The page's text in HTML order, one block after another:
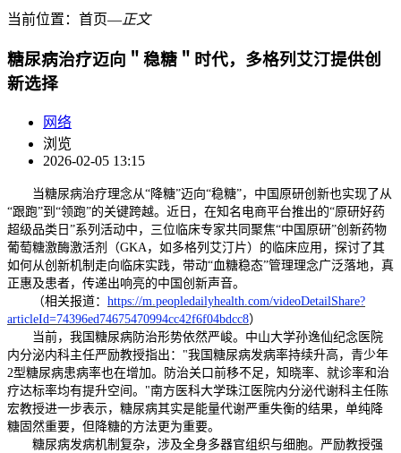
当前位置： 首页―正文
糖尿病治疗迈向＂稳糖＂时代，多格列艾汀提供创
新选择
网络
浏览
2026-02-05 13:15
当糖尿病治疗理念从“降糖”迈向“稳糖”，中国原研创新也实现了从
“跟跑”到“领跑”的关键跨越。近日， 在知名电商平台推出的“原研好药
超级品类日 ”系列活动中， 三位临床专家共同聚焦“中国原研”创新药物
葡萄糖激酶激活剂（GKA，如多格列艾汀片）的临床应用， 探讨了其
如何从创新机制走向临床实践，带动“血糖稳态”管理理念广泛落地， 真
正惠及患者，传递出响亮的中国创新声音。
（相关报道： https://m.peopledailyhealth.com/videoDetailShare?
articleId=74396ed74675470994cc42f6f04bdcc8）
当前，我国糖尿病防治形势依然严峻。中山大学孙逸仙纪念医院
内分泌内科主任严励教授指出： "我国糖尿病发病率持续升高，青少年
2型糖尿病患病率也在增加。防治关口前移不足，知晓率、就诊率和治
疗达标率均有提升空间。"南方医科大学珠江医院内分泌代谢科主任陈
宏教授进一步表示，糖尿病其实是能量代谢严重失衡的结果，单纯降
糖固然重要，但降糖的方法更为重要。
糖尿病发病机制复杂，涉及全身多器官组织与细胞。严励教授强